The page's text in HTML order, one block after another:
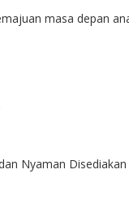
masa depan
Nyaman